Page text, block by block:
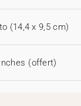
(14,4 x 9,5 cm)
(offert)